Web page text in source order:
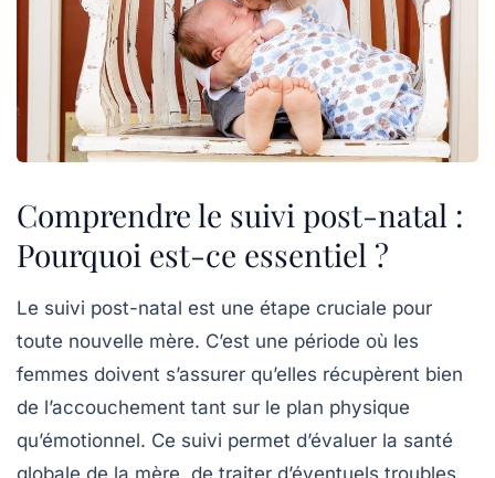
Comprendre le suivi post-natal :
Pourquoi est-ce essentiel ?
Le suivi post-natal est une étape cruciale pour
toute nouvelle mère. C’est une période où les
femmes doivent s’assurer qu’elles récupèrent bien
de l’accouchement tant sur le plan physique
qu’émotionnel. Ce suivi permet d’évaluer la santé